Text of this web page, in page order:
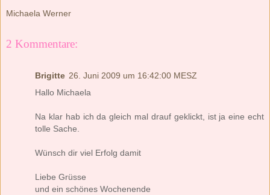
Michaela Werner
2 Kommentare:
Brigitte 26. Juni 2009 um 16:42:00 MESZ
Hallo Michaela
Na klar hab ich da gleich mal drauf geklickt, ist ja eine echt
tolle Sache.
Wünsch dir viel Erfolg damit
Liebe Grüsse
und ein schönes Wochenende